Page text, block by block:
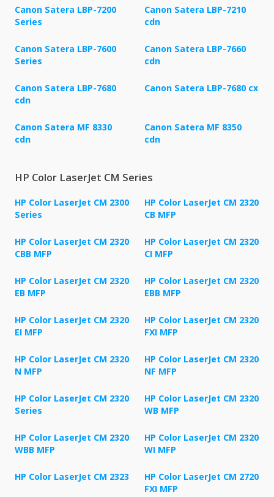
Canon Satera LBP-7200
Series
Canon Satera LBP-7210
cdn
Canon Satera LBP-7600
Series
Canon Satera LBP-7660
cdn
Canon Satera LBP-7680
cdn
Canon Satera LBP-7680 cx
Canon Satera MF 8330
cdn
Canon Satera MF 8350
cdn
HP Color LaserJet CM Series
HP Color LaserJet CM 2300
Series
HP Color LaserJet CM 2320
CB MFP
HP Color LaserJet CM 2320
CBB MFP
HP Color LaserJet CM 2320
CI MFP
HP Color LaserJet CM 2320
EB MFP
HP Color LaserJet CM 2320
EBB MFP
HP Color LaserJet CM 2320
EI MFP
HP Color LaserJet CM 2320
FXI MFP
HP Color LaserJet CM 2320
N MFP
HP Color LaserJet CM 2320
NF MFP
HP Color LaserJet CM 2320
Series
HP Color LaserJet CM 2320
WB MFP
HP Color LaserJet CM 2320
WBB MFP
HP Color LaserJet CM 2320
WI MFP
HP Color LaserJet CM 2323
HP Color LaserJet CM 2720
FXI MFP